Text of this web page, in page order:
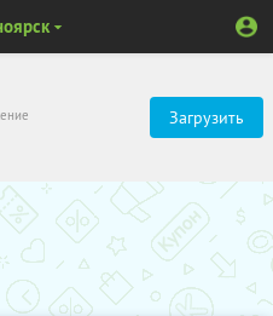
Загрузить